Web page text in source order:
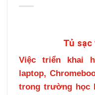
Tủ sạc
Việc triển khai
laptop,
trong trường học